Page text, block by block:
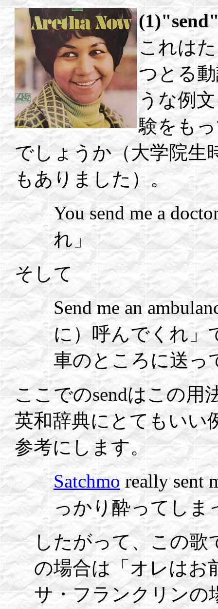
これは
つとる
うな例
験をも
でしょうか（大学院生
もありました）。
You send me a
れ」
そして
Send me an
に）呼んでくれ」
車のところに送っ
ここでのsendはこの用
英和辞典にとてもいい
参考にします。
Satchmo really sent
っかり酔ってしま
したがって、この歌
の場合は「オレはお
サ・フランクリンの